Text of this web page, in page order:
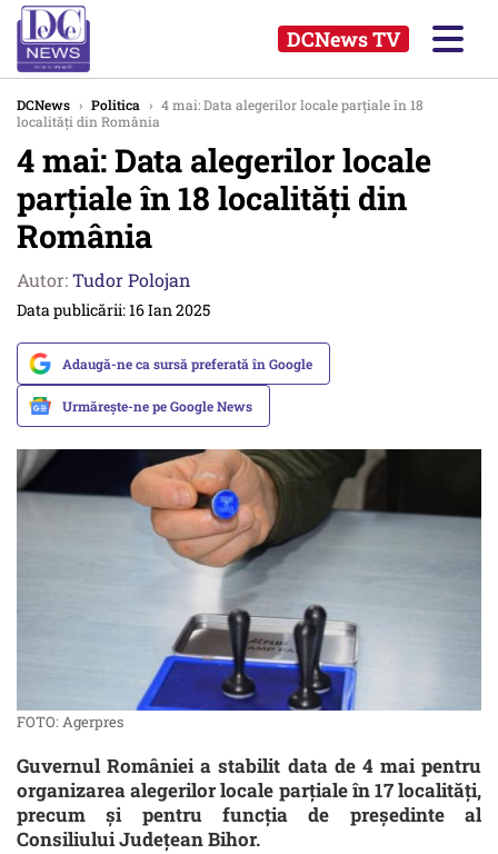
DCNews TV
DCNews › Politica › 4 mai: Data alegerilor locale parțiale în 18
localități din România
4 mai: Data alegerilor locale
parțiale în 18 localități din
România
Autor:Tudor Polojan
Data publicării: 16 Ian 2025
Adaugă-ne ca sursă preferată în Google
Urmărește-ne pe Google News
FOTO: Agerpres
Guvernul României a stabilit data de 4 mai pentru
organizarea alegerilor locale parțiale în 17 localități,
precum și pentru funcția de președinte al
Consiliului Județean Bihor.